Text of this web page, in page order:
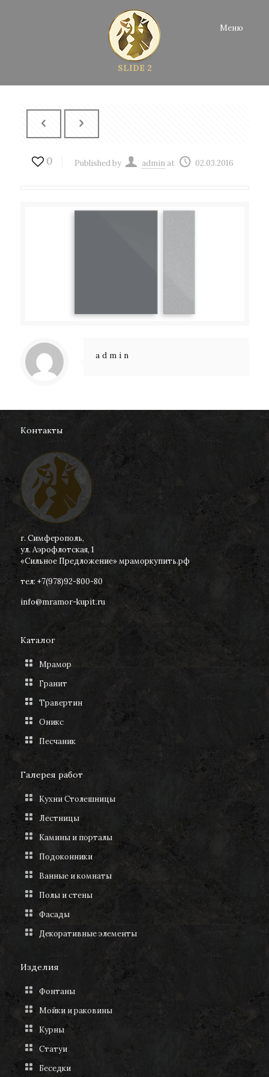
Меню
SLIDE 2
0 Published by admin at 02.03.2016
admin
Контакты
г. Симферополь,
ул. Аэрофлотская, 1
«Сильное Предложение» мраморкупить.рф
тел: +7(978)92-800-80
info@mramor-kupit.ru
Каталог
Мрамор
Гранит
Травертин
Оникс
Песчаник
Галерея работ
Кухни Столешницы
Лестницы
Камины и порталы
Подоконники
Ванные и комнаты
Полы и стены
Фасады
Декоративные элементы
Изделия
Фонтаны
Мойки и раковины
Курны
Статуи
Беседки